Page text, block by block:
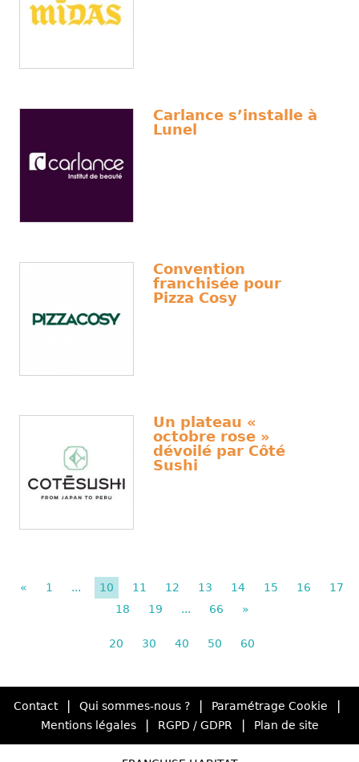
Carlance s’installe à
Lunel
Convention
franchisée pour
Pizza Cosy
Un plateau «
octobre rose »
dévoilé par Côté
Sushi
« 1 ... 10 11 12 13 14 15 16
17
18
19 ... 66 »
20 30 40 50 60
Contact | Qui sommes-nous ? | Paramétrage Cookie |
Mentions légales | RGPD / GDPR | Plan de site